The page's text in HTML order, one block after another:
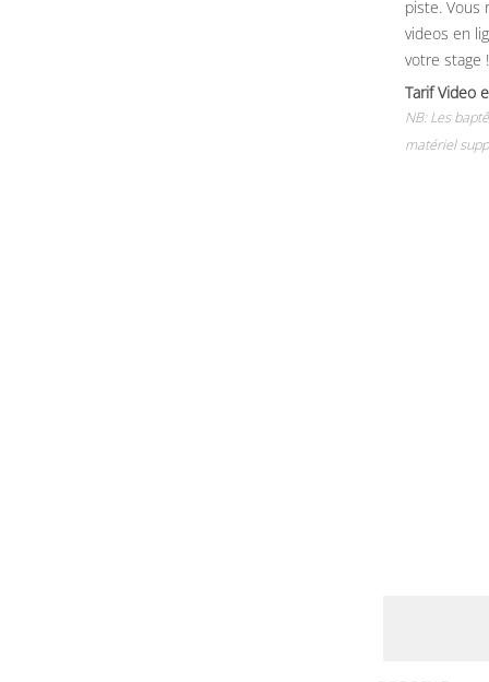
piste. Vous
videos en
votre stage !
Tarif Video
NB: Les
matériel